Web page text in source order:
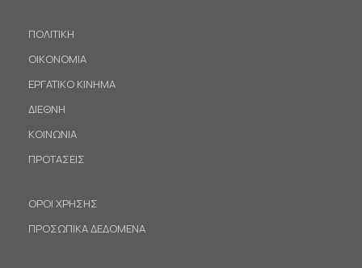
ΠΟΛΙΤΙΚΗ
ΟΙΚΟΝΟΜΙΑ
ΕΡΓΑΤΙΚΟ ΚΙΝΗΜΑ
ΔΙΕΘΝΗ
ΚΟΙΝΩΝΙΑ
ΠΡΟΤΑΣΕΙΣ
ΟΡΟΙ ΧΡΗΣΗΣ
ΠΡΟΣΩΠΙΚΑ ΔΕΔΟΜΕΝΑ